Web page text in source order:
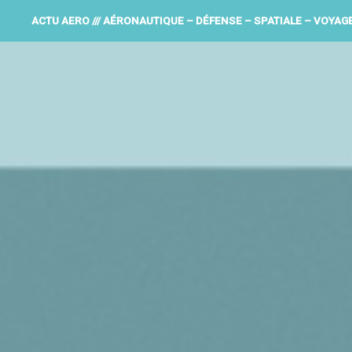
ACTU AERO /// AÉRONAUTIQUE – DÉFENSE – SPATIALE –